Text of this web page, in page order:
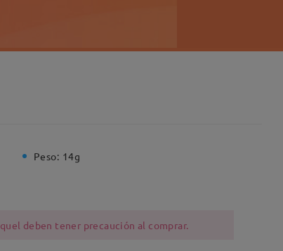
Peso: 14g
deben tener precaución al comprar.